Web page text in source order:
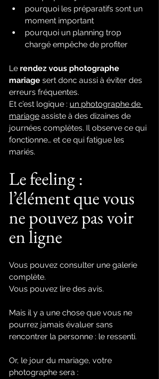
pourquoi les préparatifs sont un
moment important
pourquoi un planning trop
chargé empêche de profiter
Le rendez vous photographe
mariage sert donc aussi à éviter des
erreurs fréquentes.
Et c’est logique : un photographe de
mariage assiste à des dizaines de
journées complètes. Il observe ce qui
fonctionne… et ce qui fatigue les
mariés.
Le feeling :
l’élément que vous
ne pouvez pas voir
en ligne
Vous pouvez consulter une galerie
complète.
Vous pouvez lire des avis.
Mais il y a une chose que vous ne
pourrez jamais évaluer sans
rencontrer la personne : le ressenti.
Or, le jour du mariage, votre
photographe sera :